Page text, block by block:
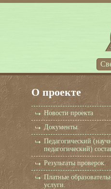
О проекте
Новости проекта
Документы.
Педагогический
педагогический)
Результаты проверок.
Платные
услуги.